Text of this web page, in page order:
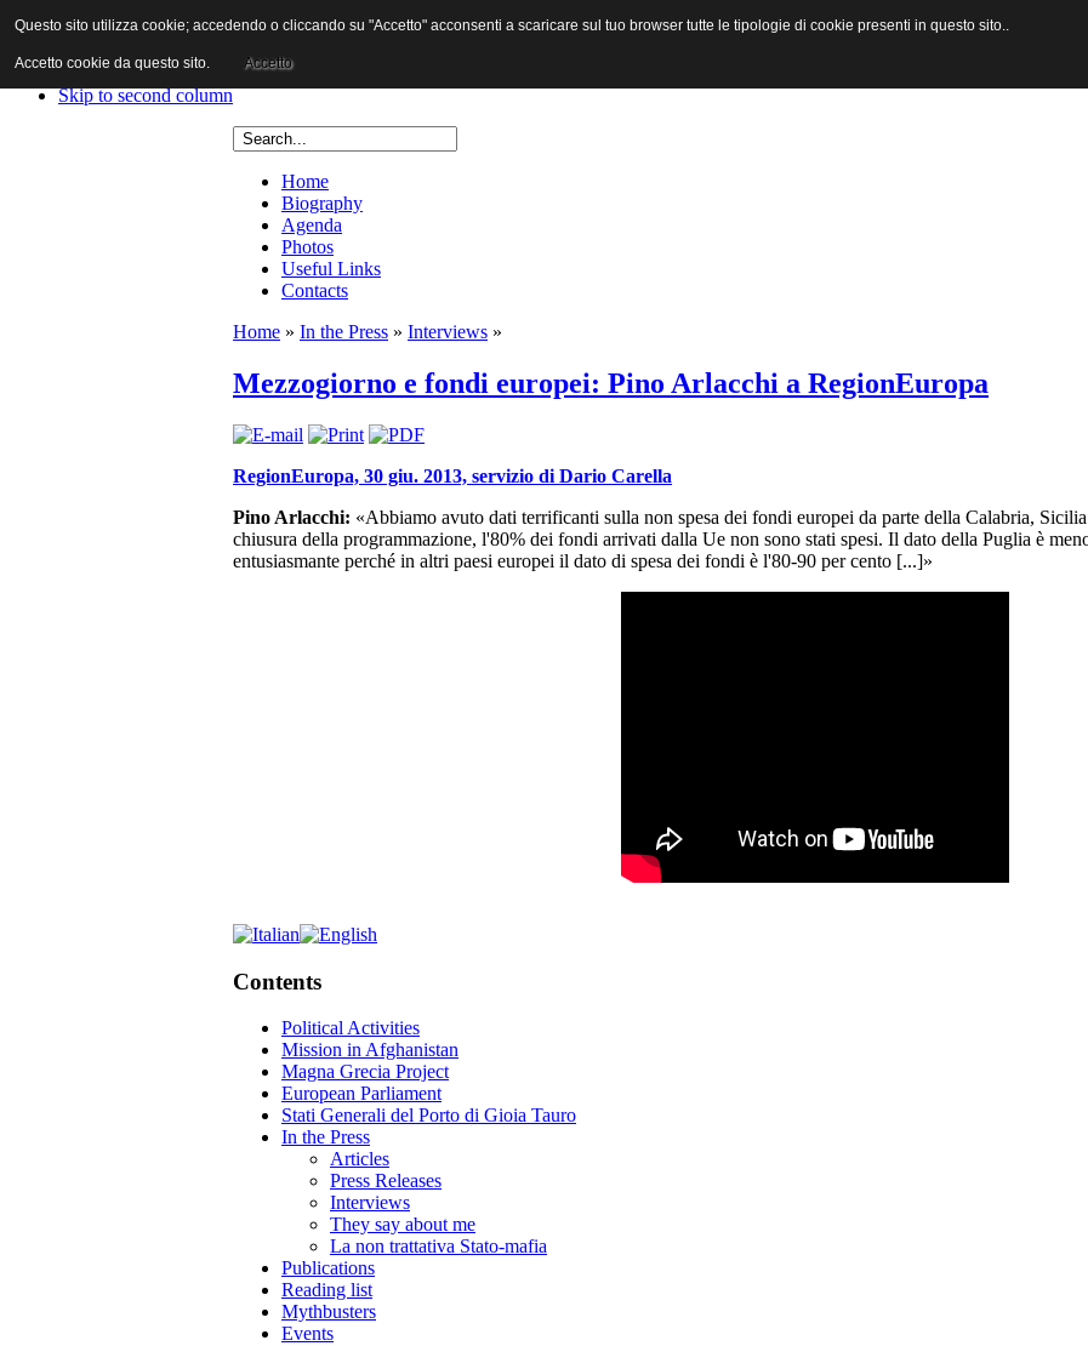
Skip to content
Skip to first column
Skip to second column
Home
Biography
Agenda
Photos
Useful Links
Contacts
Home » In the Press » Interviews »
Mezzogiorno e fondi europei: Pino Arlacchi a RegionEuropa
RegionEuropa, 30 giu. 2013, servizio di Dario Carella
Pino Arlacchi: «Abbiamo avuto dati terrificanti sulla non spesa dei fondi europei da parte della Calabria,
chiusura della programmazione, l'80% dei fondi arrivati dalla Ue non sono stati spesi. Il dato della Puglia è
entusiasmante perché in altri paesi europei il dato di spesa dei fondi è l'80-90 per cento [...]»
Contents
Political Activities
Mission in Afghanistan
Magna Grecia Project
European Parliament
Stati Generali del Porto di Gioia Tauro
In the Press
Articles
Press Releases
Interviews
They say about me
La non trattativa Stato-mafia
Publications
Reading list
Mythbusters
Events
Questo sito utilizza cookie; accedendo o cliccando su "Accetto" acconsenti a scaricare sul tuo browser tutte le tipologie di cookie presenti in questo sito..
Accetto cookie da questo sito. Accetto